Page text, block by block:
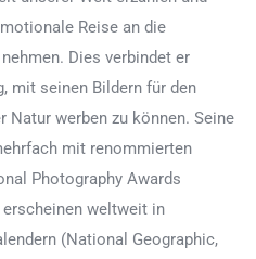
Reise an die
Dies verbindet er
mit seinen Bildern für den
Natur werben zu können. Seine
mit renommierten
Photography Awards
weltweit in
(National Geographic,